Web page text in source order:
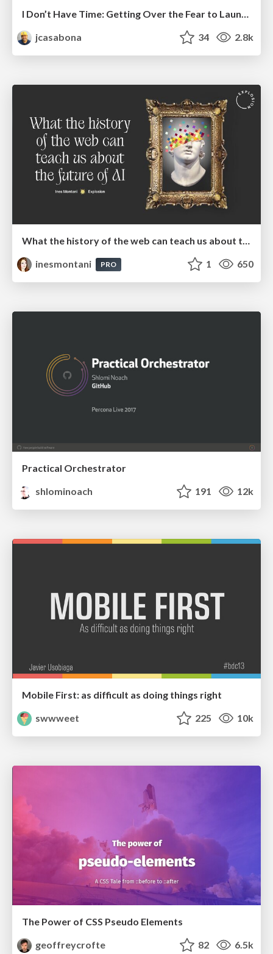
I Don’t Have Time: Getting Over the Fear to Launch Your Podcast
jcasabona
34 2.8k
What the history of the web can teach us about the future of AI
inesmontani
PRO 1 650
Practical Orchestrator
shlominoach
191 12k
Mobile First: as difficult as doing things right
swwweet
225 10k
The Power of CSS Pseudo Elements
geoffreycrofte
82 6.5k